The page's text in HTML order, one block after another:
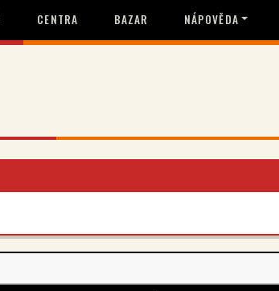
CENTRA BAZAR NÁPOVĚDA